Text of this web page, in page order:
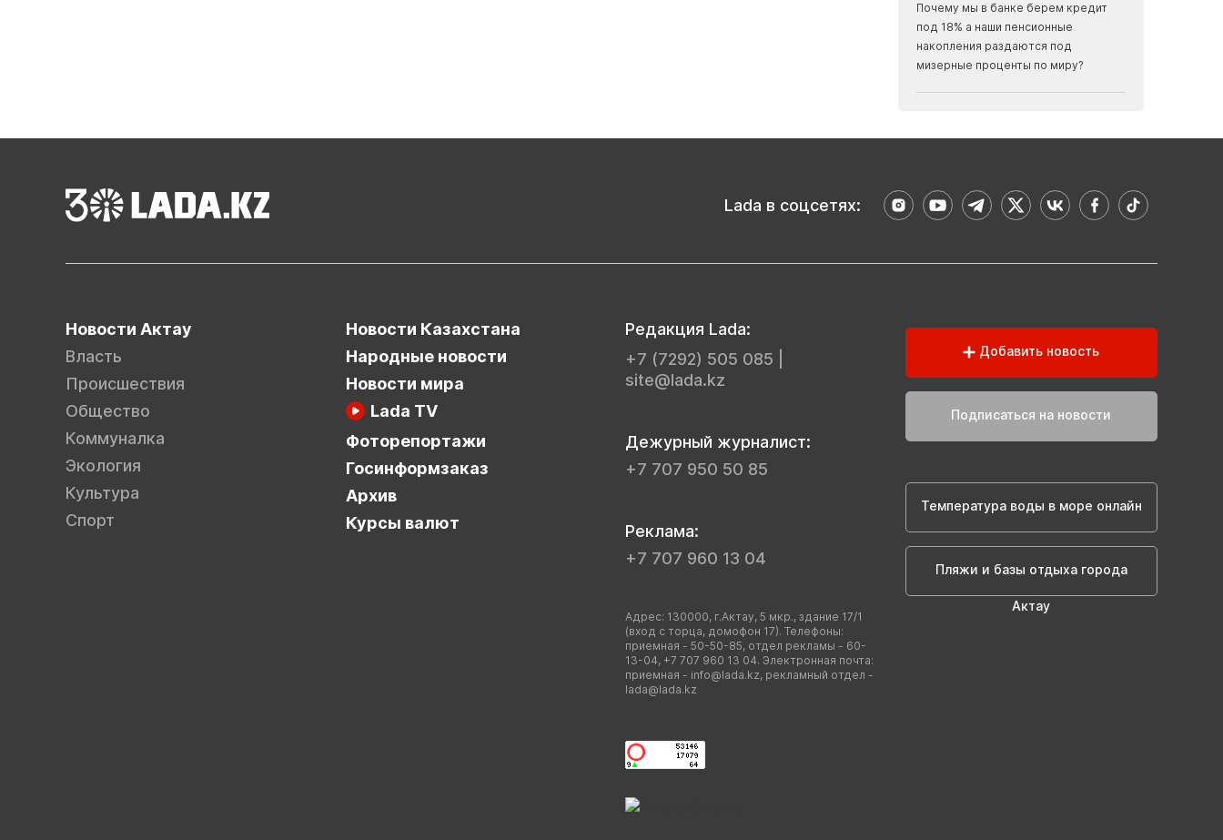
Почему мы в банке берем кредит
под 18% а наши пенсионные
накопления раздаются под
мизерные проценты по миру?
Lada в соцсетях:
Новости Актау
Власть
Происшествия
Общество
Коммуналка
Экология
Культура
Спорт
Новости Казахстана
Народные новости
Новости мира
Lada TV
Фоторепортажи
Госинформзаказ
Архив
Курсы валют
Редакция Lada:
+7 (7292) 505 085
site@lada.kz
Дежурный журналист:
+7 707 950 50 85
Реклама:
+7 707 960 13 04
Адрес: 130000, г.Актау, 5 мкр., здание 17/1
(вход с торца, домофон 17). Телефоны:
приемная - 50-50-85, отдел рекламы - 60-
13-04, +7 707 960 13 04. Электронная почта:
приемная - info@lada.kz, рекламный отдел -
lada@lada.kz
Добавить новость
Подписаться на новости
Температура воды в море онлайн
Пляжи и базы отдыха города
Актау